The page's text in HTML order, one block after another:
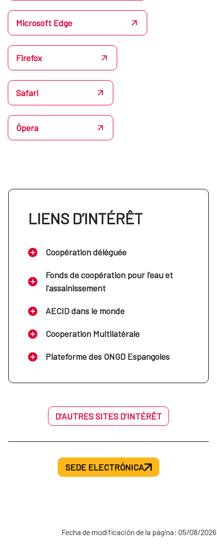
Microsoft Edge
Firefox
Safari
Ópera
LIENS D’INTÉRÊT
Coopération déléguée
Fonds de coopération pour l'eau et
l'assainissement
AECID dans le monde
Cooperation Multilatérale
Plateforme des ONGD Espangoles
D’AUTRES SITES D’INTÉRÊT
SEDE ELECTRÓNICA
Fecha de modificación de la página: 05/08/2026